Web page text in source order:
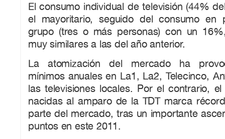
El consumo individual de televisión (44%
el mayoritario, seguido del consumo en
grupo (tres o más personas) con un
muy similares a las del año anterior.
La atomización del mercado ha
mínimos anuales en La1, La2, Telecinco,
las televisiones locales. Por el contrario,
nacidas al amparo de la TDT marca
parte del mercado, tras un importante
puntos en este 2011.